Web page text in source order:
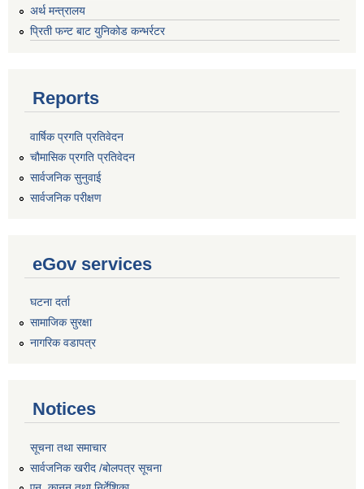
अर्थ मन्त्रालय
प्रिती फन्ट बाट युनिकोड कन्भर्रटर
Reports
वार्षिक प्रगति प्रतिवेदन
चौमासिक प्रगति प्रतिवेदन
सार्वजनिक सुनुवाई
सार्वजनिक परीक्षण
eGov services
घटना दर्ता
सामाजिक सुरक्षा
नागरिक वडापत्र
Notices
सूचना तथा समाचार
सार्वजनिक खरीद /बोलपत्र सूचना